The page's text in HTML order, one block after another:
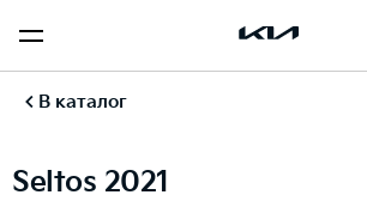
В каталог
Seltos 2021